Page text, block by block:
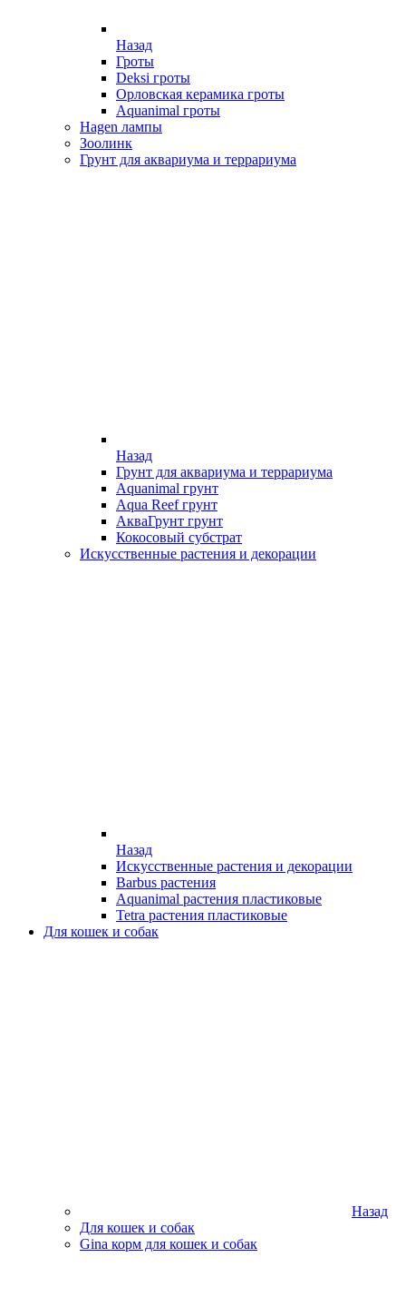
Назад
Гроты
Deksi гроты
Орловская керамика гроты
Aquanimal гроты
Hagen лампы
Зоолинк
Грунт для аквариума и террариума
Назад
Грунт для аквариума и террариума
Aquanimal грунт
Aqua Reef грунт
АкваГрунт грунт
Кокосовый субстрат
Искусственные растения и декорации
Назад
Искусственные растения и декорации
Barbus растения
Aquanimal растения пластиковые
Tetra растения пластиковые
Для кошек и собак
Назад
Для кошек и собак
Gina корм для кошек и собак